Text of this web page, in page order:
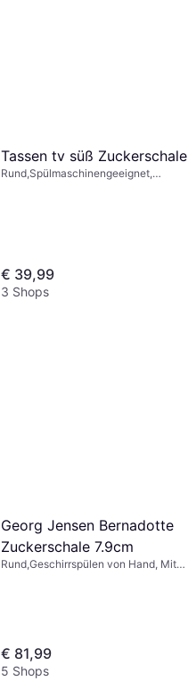
Tassen tv süß Zuckerschale
Rund,Spülmaschinengeeignet,
€ 39,99
3 Shops
Georg Jensen Bernadotte
Zuckerschale 7.9cm
Rund,Geschirrspülen von Hand, Mit
€ 81,99
5 Shops